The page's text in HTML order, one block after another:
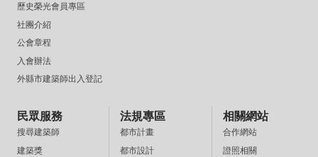
歷史榮光會員專區
社團介紹
公會章程
入會辦法
外縣市建築師出入登記
民眾服務
搜尋建築師
建築獎
法規專區
都市計畫
都市設計
相關網站
合作網站
證照相關